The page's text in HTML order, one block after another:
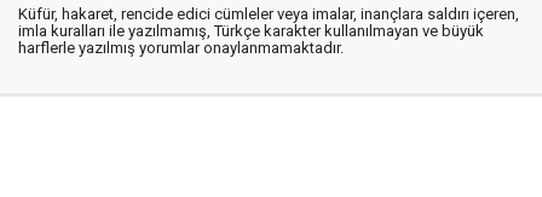
Küfür, hakaret, rencide edici cümleler veya imalar, inançlara saldırı içeren,
imla kuralları ile yazılmamış, Türkçe karakter kullanılmayan ve büyük
harflerle yazılmış yorumlar onaylanmamaktadır.